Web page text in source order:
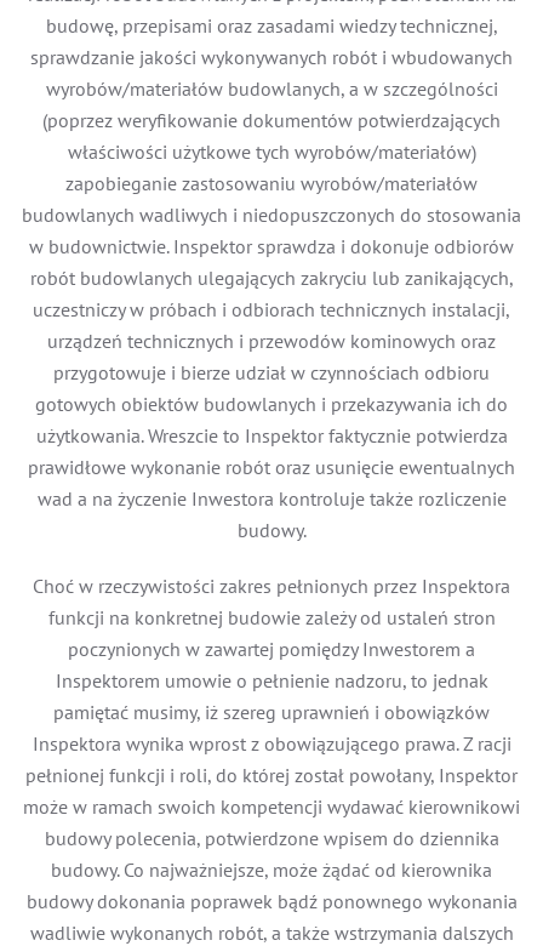
budowę, przepisami oraz zasadami wiedzy technicznej,
sprawdzanie jakości wykonywanych robót i wbudowanych
wyrobów/materiałów budowlanych, a w szczególności
(poprzez weryfikowanie dokumentów potwierdzających
właściwości użytkowe tych wyrobów/materiałów)
zapobieganie zastosowaniu wyrobów/materiałów
budowlanych wadliwych i niedopuszczonych do stosowania
w budownictwie. Inspektor sprawdza i dokonuje odbiorów
robót budowlanych ulegających zakryciu lub zanikających,
uczestniczy w próbach i odbiorach technicznych instalacji,
urządzeń technicznych i przewodów kominowych oraz
przygotowuje i bierze udział w czynnościach odbioru
gotowych obiektów budowlanych i przekazywania ich do
użytkowania. Wreszcie to Inspektor faktycznie potwierdza
prawidłowe wykonanie robót oraz usunięcie ewentualnych
wad a na życzenie Inwestora kontroluje także rozliczenie
budowy.
Choć w rzeczywistości zakres pełnionych przez Inspektora
funkcji na konkretnej budowie zależy od ustaleń stron
poczynionych w zawartej pomiędzy Inwestorem a
Inspektorem umowie o pełnienie nadzoru, to jednak
pamiętać musimy, iż szereg uprawnień i obowiązków
Inspektora wynika wprost z obowiązującego prawa. Z racji
pełnionej funkcji i roli, do której został powołany, Inspektor
może w ramach swoich kompetencji wydawać kierownikowi
budowy polecenia, potwierdzone wpisem do dziennika
budowy. Co najważniejsze, może żądać od kierownika
budowy dokonania poprawek bądź ponownego wykonania
wadliwie wykonanych robót, a także wstrzymania dalszych